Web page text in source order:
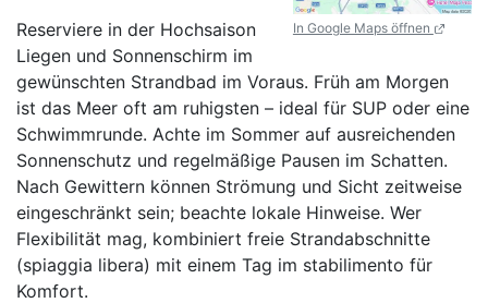
In Google Maps öffnen
Reserviere in der Hochsaison
Liegen und Sonnenschirm im
gewünschten Strandbad im Voraus. Früh am Morgen
ist das Meer oft am ruhigsten – ideal für SUP oder eine
Schwimmrunde. Achte im Sommer auf ausreichenden
Sonnenschutz und regelmäßige Pausen im Schatten.
Nach Gewittern können Strömung und Sicht zeitweise
eingeschränkt sein; beachte lokale Hinweise. Wer
Flexibilität mag, kombiniert freie Strandabschnitte
(spiaggia libera) mit einem Tag im stabilimento für
Komfort.